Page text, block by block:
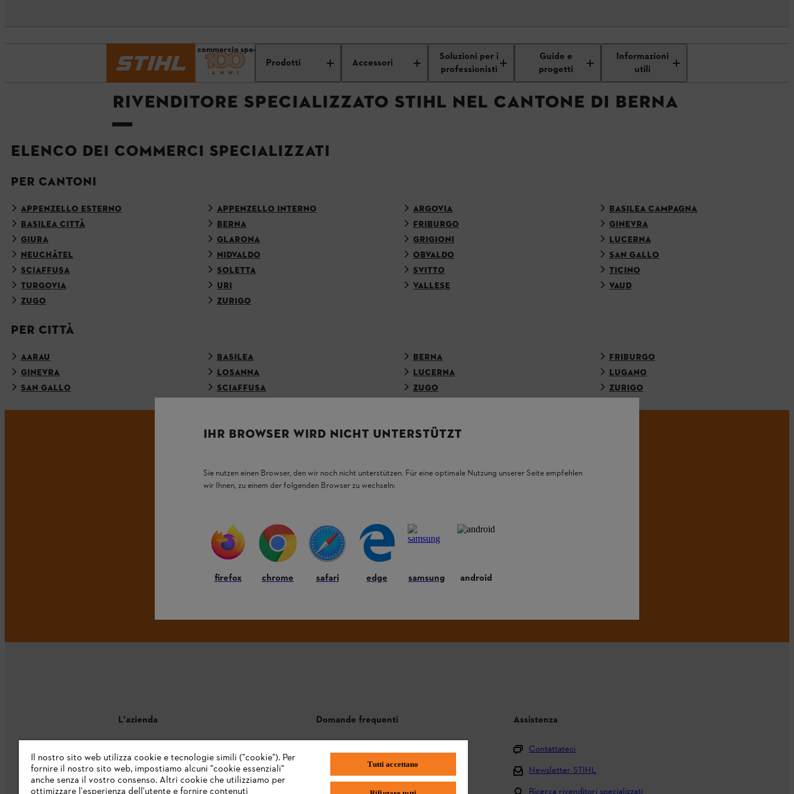
Prodotti Accessori
Soluzioni per i
professionisti
Guide e
progetti
Informazioni
utili
Trova il commercio specializzato
RIVENDITORE SPECIALIZZATO STIHL NEL CANTONE DI BERNA
ELENCO DEI COMMERCI SPECIALIZZATI
PER CANTONI
APPENZELLO ESTERNO APPENZELLO INTERNO ARGOVIA
BASILEA CAMPAGNA
BASILEA CITTÀ
BERNA FRIBURGO
GINEVRA
GIURA
GLARONA GRIGIONI
LUCERNA
NEUCHÂTEL
NIDVALDO OBVALDO
SAN GALLO
SCIAFFUSA
SOLETTA SVITTO
TICINO
TURGOVIA
URI VALLESE
VAUD
ZUGO
ZURIGO
PER CITTÀ
AARAU BASILEA BERNA
FRIBURGO
GINEVRA
LOSANNA LUCERNA
LUGANO
SAN GALLO
SCIAFFUSA ZUGO ZURIGO
INDIRIZZO E-MAIL
Iscriviti ora
L'azienda
Catalogo
Domande frequenti
Batterie e attrezzi elettrici
Assistenza
Contattateci
Newsletter STIHL
IHR BROWSER WIRD NICHT UNTERSTÜTZT
Sie nutzen einen Browser, den wir noch nicht unterstützen. Für eine optimale Nutzung unserer Seite empfehlen
wir Ihnen, zu einem der folgenden Browser zu wechseln:
firefox chrome safari edge samsung android
Il nostro sito web utilizza cookie e tecnologie simili ("cookie"). Per
fornire il nostro sito web, impostiamo alcuni "cookie essenziali"
anche senza il vostro consenso. Altri cookie che utilizziamo per
Tutti accettano